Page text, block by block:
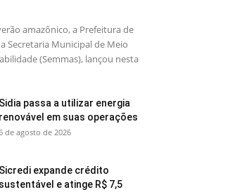
amazônico, a Prefeitura de
Secretaria Municipal de Meio
(Semmas), lançou nesta
Sidia passa a utilizar energia
renovável em suas operações
de agosto de 2026
Sicredi expande crédito
sustentável e atinge R$ 7,5